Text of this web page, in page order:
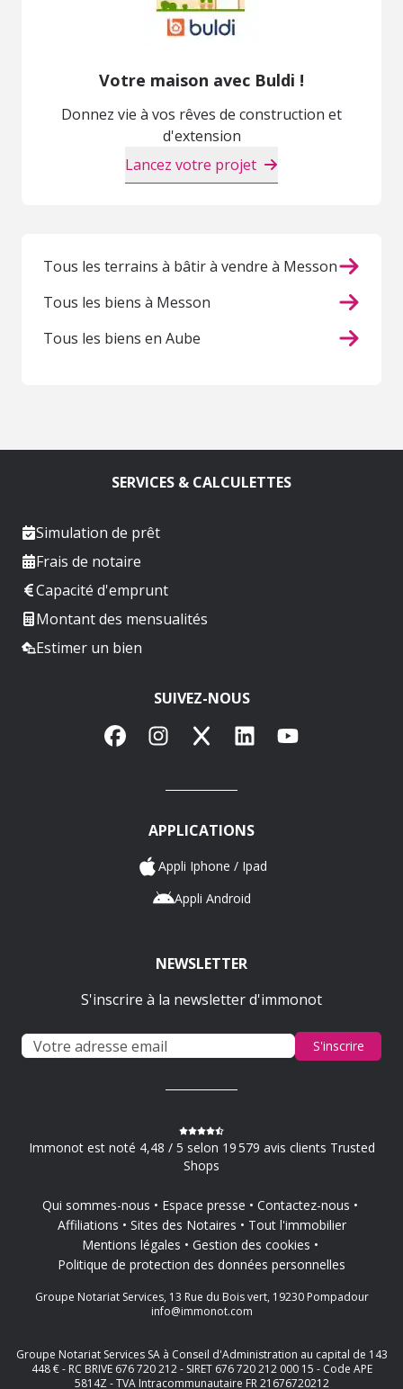
Votre maison avec Buldi !
Donnez vie à vos rêves de construction et
d'extension
Lancez votre projet
Tous les terrains à bâtir à vendre à Messon
Tous les biens à Messon
Tous les biens en Aube
SERVICES & CALCULETTES
Simulation de prêt
Frais de notaire
Capacité d'emprunt
Montant des mensualités
Estimer un bien
SUIVEZ-NOUS
FacebookInstagram
X LinkedInYouTube
APPLICATIONS
Appli Iphone / Ipad
Appli Android
NEWSLETTER
S'inscrire à la newsletter d'immonot
S'inscrire
Immonot est noté 4,48 / 5 selon 19 579 avis clients Trusted
Shops
Qui sommes-nous Espace presse
Contactez-nous
Affiliations
Sites des Notaires
Tout l'immobilier
Mentions légales
Gestion des cookies
Politique de protection des données personnelles
Groupe Notariat Services, 13 Rue du Bois vert, 19230 Pompadour
info@immonot.com
Groupe Notariat Services SA à Conseil d'Administration au capital de 143
448 € - RC BRIVE 676 720 212 - SIRET 676 720 212 000 15 - Code APE
5814Z - TVA Intracommunautaire FR 21676720212